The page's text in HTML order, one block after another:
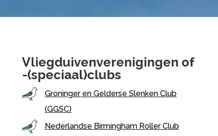
Vliegduivenverenigingen of
-(speciaal)clubs
Groninger en Gelderse Slenken Club
(GGSC)
Nederlandse Birmingham Roller Club